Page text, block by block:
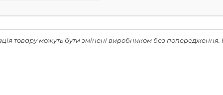
товару можуть бути змінені виробником без попередження.